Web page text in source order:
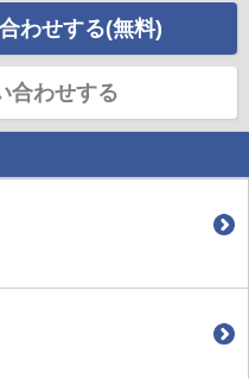
わせする(無料)
合わせする